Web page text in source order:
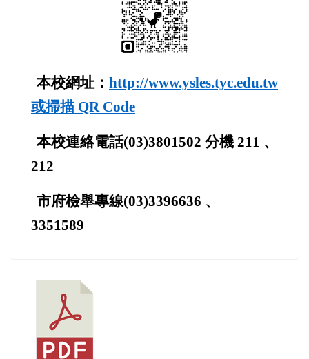
本校網址： http://www.ysles.tyc.edu.tw
或掃描 QR Code
本校連絡電話(03)3801502 分機 211 、
212
市府檢舉專線(03)3396636 、
3351589